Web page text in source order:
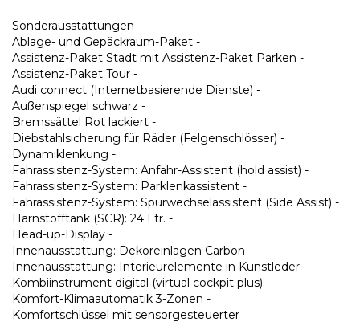
Sonderausstattungen
Ablage- und Gepäckraum-Paket -
Assistenz-Paket Stadt mit Assistenz-Paket Parken -
Assistenz-Paket Tour -
Audi connect (Internetbasierende Dienste) -
Außenspiegel schwarz -
Bremssättel Rot lackiert -
Diebstahlsicherung für Räder (Felgenschlösser) -
Dynamiklenkung -
Fahrassistenz-System: Anfahr-Assistent (hold assist) -
Fahrassistenz-System: Parklenkassistent -
Fahrassistenz-System: Spurwechselassistent (Side Assist) -
Harnstofftank (SCR): 24 Ltr. -
Head-up-Display -
Innenausstattung: Dekoreinlagen Carbon -
Innenausstattung: Interieurelemente in Kunstleder -
Kombiinstrument digital (virtual cockpit plus) -
Komfort-Klimaautomatik 3-Zonen -
Komfortschlüssel mit sensorgesteuerter